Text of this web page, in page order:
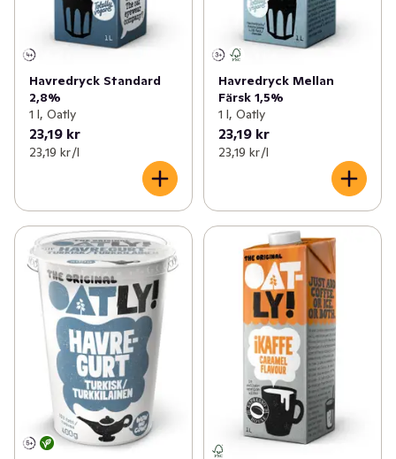
Havredryck Standard
2,8%
1 l, Oatly
23,19 kr
23,19 kr /l
Havredryck Mellan
Färsk 1,5%
1 l, Oatly
23,19 kr
23,19 kr /l